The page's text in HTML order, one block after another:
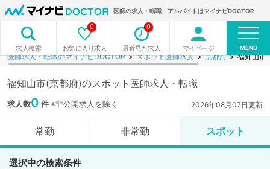
医師の求人・転職・アルバイトはマイナビDOCTOR
求人検索 お気に入り求人
0
最近見た求人
0
マイページ MENU
医師求人・転職のマイナビDOCTOR スポット医師求人 京都府 福知山市
福知山市(京都府)のスポット医師求人・転職
求人数0 件※非公開求人を除く 2026年08月07日更新
常勤 非常勤 スポット
選択中の検索条件